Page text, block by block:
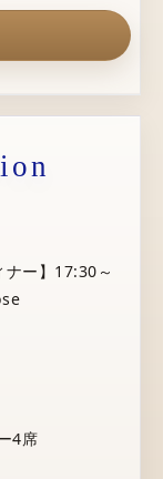
ナー】17:30～
4席